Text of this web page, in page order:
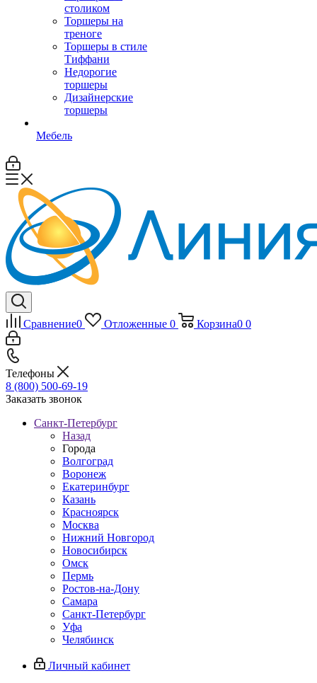
столиком
Торшеры на
треноге
Торшеры в стиле
Тиффани
Недорогие
торшеры
Дизайнерские
торшеры
Мебель
Сравнение0 Отложенные 0 Корзина0 0
Телефоны
8 (800) 500-69-19
Заказать звонок
Санкт-Петербург
Назад
Города
Волгоград
Воронеж
Екатеринбург
Казань
Красноярск
Москва
Нижний Новгород
Новосибирск
Омск
Пермь
Ростов-на-Дону
Самара
Санкт-Петербург
Уфа
Челябинск
Личный кабинет